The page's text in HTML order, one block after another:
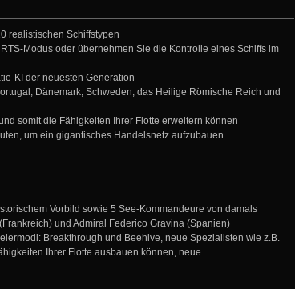
realistischen Schiffstypen
Modus oder übernehmen Sie die Kontrolle eines Schiffs im
KI der neuesten Generation
Dänemark, Schweden, das Heilige Römische Reich und
somit die Fähigkeiten Ihrer Flotte erweitern können
um ein gigantisches Handelsnetz aufzubauen
Vorbild sowie 5 See-Kommandeure von damals
und Admiral Federico Gravina (Spanien)
Breakthrough und Beehive, neue Spezialisten wie z.B.
Ihrer Flotte ausbauen können, neue